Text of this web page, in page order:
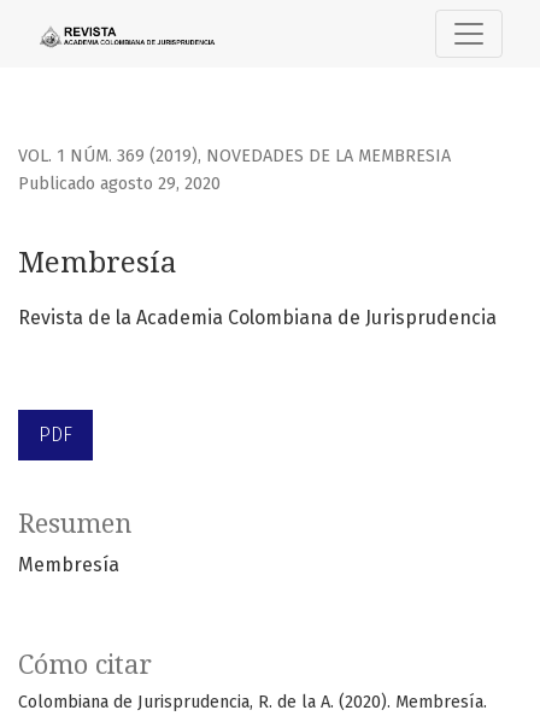
VOL. 1 NÚM. 369 (2019), NOVEDADES DE LA MEMBRESIA
Membresía
Publicado agosto 29, 2020
Revista de la Academia Colombiana de Jurisprudencia
PDF
Cómo citar
Colombiana de Jurisprudencia, R. de la A. (2020). Membresía.
Resumen
Membresía